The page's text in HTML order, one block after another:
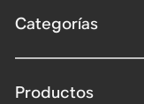
Categorías
Productos